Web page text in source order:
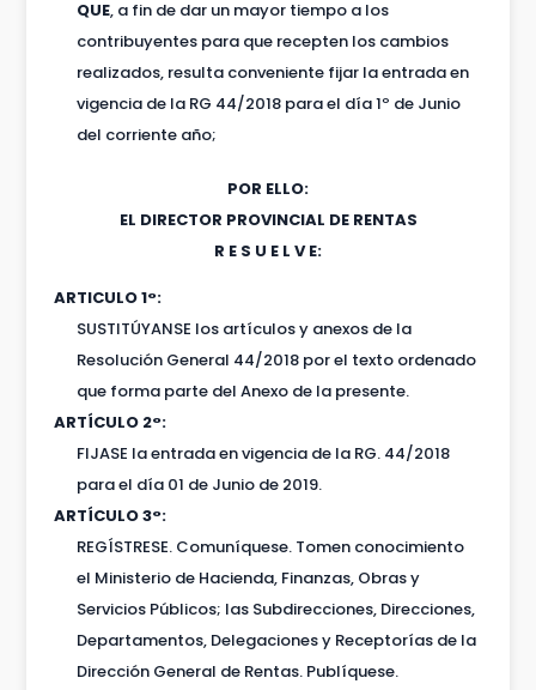
QUE, a fin de dar un mayor tiempo a los
contribuyentes para que recepten los cambios
realizados, resulta conveniente fijar la entrada en
vigencia de la RG 44/2018 para el día 1º de Junio
del corriente año;
POR ELLO:
EL DIRECTOR PROVINCIAL DE RENTAS
R E S U E L V E:
ARTICULO 1°:
SUSTITÚYANSE los artículos y anexos de la
Resolución General 44/2018 por el texto ordenado
que forma parte del Anexo de la presente.
ARTÍCULO 2°:
FIJASE la entrada en vigencia de la RG. 44/2018
para el día 01 de Junio de 2019.
ARTÍCULO 3°:
REGÍSTRESE. Comuníquese. Tomen conocimiento
el Ministerio de Hacienda, Finanzas, Obras y
Servicios Públicos; las Subdirecciones, Direcciones,
Departamentos, Delegaciones y Receptorías de la
Dirección General de Rentas. Publíquese.